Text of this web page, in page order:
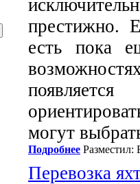
престижно.
есть пока
могут
Подробнее Разместил:
Перевозка